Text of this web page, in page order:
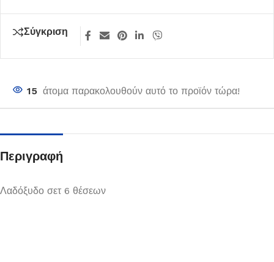
Σύγκριση
15 άτομα παρακολουθούν αυτό το προϊόν τώρα!
Περιγραφή
Λαδόξυδο σετ 6 θέσεων